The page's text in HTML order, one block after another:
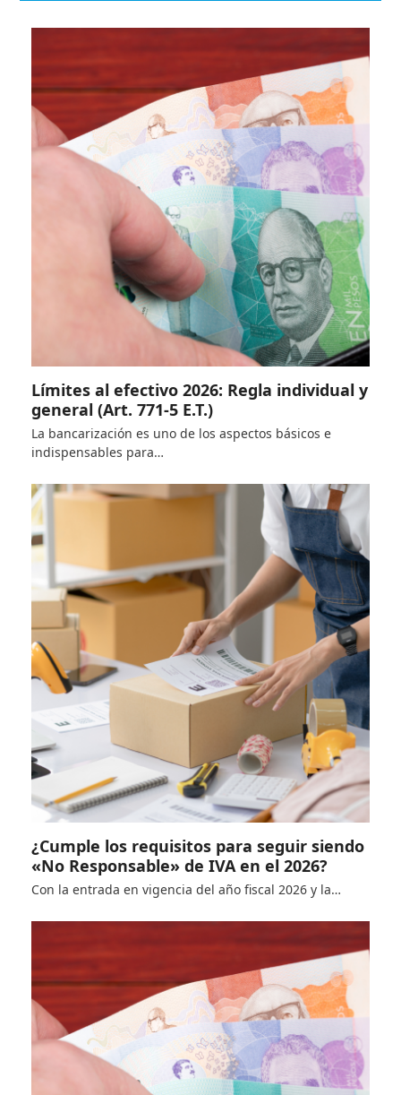
Límites al efectivo 2026: Regla individual y
general (Art. 771-5 E.T.)
La bancarización es uno de los aspectos básicos e
indispensables para…
¿Cumple los requisitos para seguir siendo
«No Responsable» de IVA en el 2026?
Con la entrada en vigencia del año fiscal 2026 y la…